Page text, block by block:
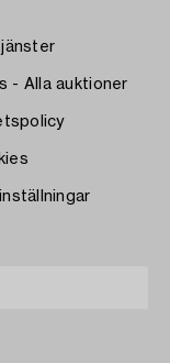
- Alla auktioner